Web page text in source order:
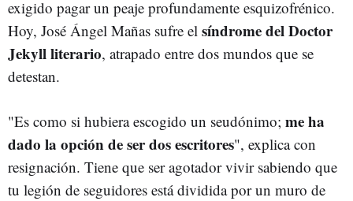
exigido pagar un peaje profundamente esquizofrénico.
Hoy, José Ángel Mañas sufre el síndrome del Doctor
Jekyll literario, atrapado entre dos mundos que se
detestan.
"Es como si hubiera escogido un seudónimo; me ha
dado la opción de ser dos escritores", explica con
resignación. Tiene que ser agotador vivir sabiendo que
tu legión de seguidores está dividida por un muro de